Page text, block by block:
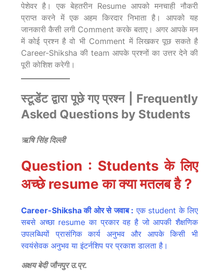
पेशेवर है। एक बेहतरीन Resume आपको मनचाही नौकरी
प्राप्त करने में एक अहम किरदार निभाता है। आपको यह
जानकारी कैसी लगी Comment करके बताए। अगर आपके मन
में कोई प्रश्न है वो भी Comment में लिखकर पूछ सकते है
Career-Shiksha की team आपके प्रश्नों का उत्तर देने की
पूरी कोशिश करेगी।
स्टूडेंट द्वारा पूछे गए प्रश्न | Frequently
Asked Questions by Students
ऋषि सिंह दिल्ली
Question : Students के लिए
अच्छे resume का क्या मतलब है ?
Career-Shiksha की ओर से जवाब : एक student के लिए
सबसे अच्छा resume का प्रकार वह है जो आपकी शैक्षणिक
उपलब्धियों प्रासंगिक कार्य अनुभव और आपके किसी भी
स्वयंसेवक अनुभव या इंटर्नशिप पर प्रकाश डालता है।
अक्षय बेदी जौनपुर उ.प्र.